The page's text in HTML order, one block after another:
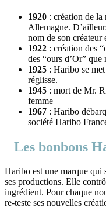
1920 : création de la
Allemagne.
nom de son
1922 : création des
des “ours d’Or”
1925 : Haribo se
réglisse.
1945 : mort de Mr.
femme
1967 : Haribo
société Haribo
Les bonbons
Haribo est une marque qui
ses productions. Elle
ingrédient. Pour chaque
re-teste ses nouvelles